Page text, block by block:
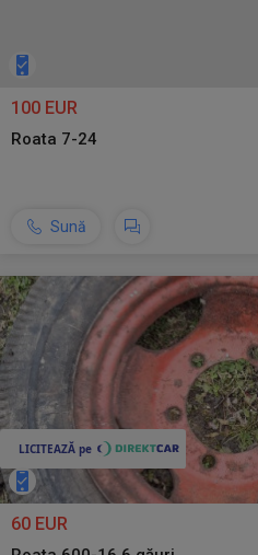
100 EUR
Roata 7-24
Sună
60 EUR